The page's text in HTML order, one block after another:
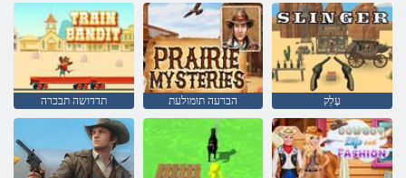
תדדושה תבכרה הברעה תומולעת עָלַק